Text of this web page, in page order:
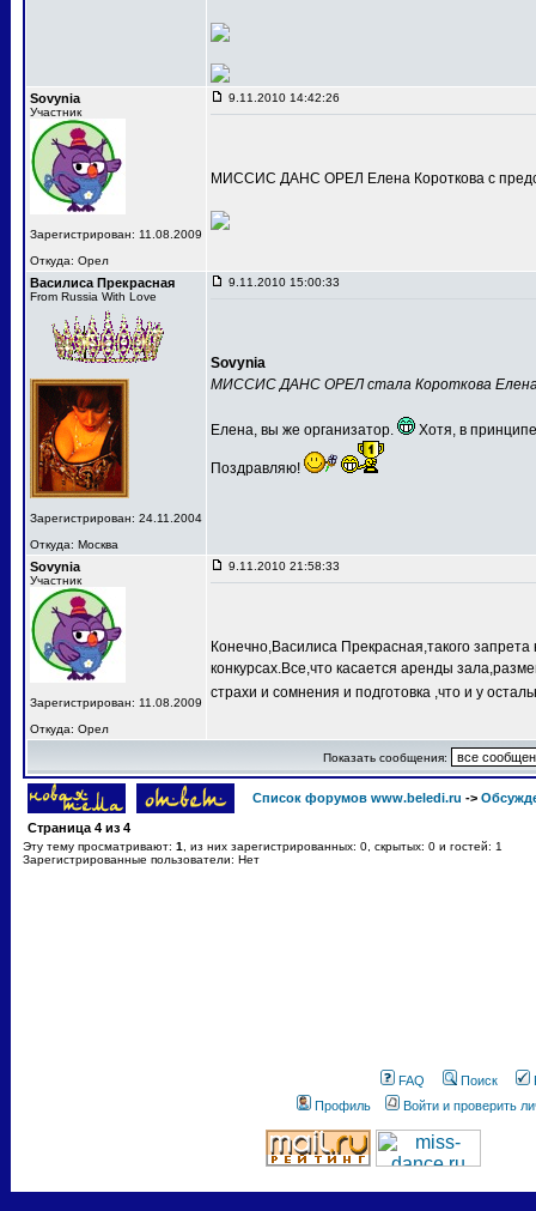
Sovynia
Участник
Зарегистрирован: 11.08.2009
Откуда: Орел
9.11.2010 14:42:26
МИССИС ДАНС ОРЕЛ Елена Короткова с
Василиса Прекрасная
From Russia With Love
Зарегистрирован: 24.11.2004
Откуда: Москва
9.11.2010 15:00:33
Sovynia
МИССИС ДАНС ОРЕЛ стала Короткова
Елена, вы же организатор. Хотя, в
Поздравляю!
Sovynia
Участник
Зарегистрирован: 11.08.2009
Откуда: Орел
9.11.2010 21:58:33
Конечно,Василиса Прекрасная,такого
конкурсах.Все,что касается аренды
страхи и сомнения и подготовка ,что и у
Показать сообщения:
Список форумов www.beledi.ru ->
Страница 4 из 4
Эту тему просматривают: 1
, из них зарегистрированных: 0, скрытых: 0 и гостей: 1
Зарегистрированные пользователи: Нет
FAQ Поиск
Профиль
Войти и проверить